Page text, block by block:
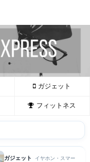
ガジェット
フィットネス
ガジェット
イヤホン・スマー